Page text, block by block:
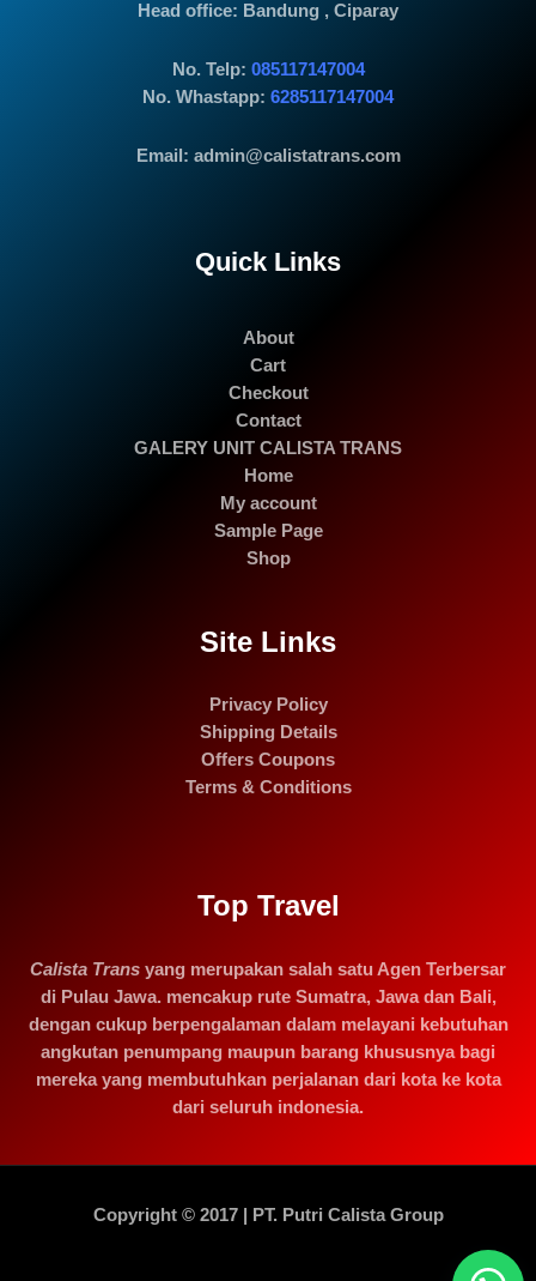
Head office: Bandung , Ciparay
No. Telp: 085117147004
No. Whastapp: 6285117147004
Email: admin@calistatrans.com
Quick Links
About
Cart
Checkout
Contact
GALERY UNIT CALISTA TRANS
Home
My account
Sample Page
Shop
Site Links
Privacy Policy
Shipping Details
Offers Coupons
Terms & Conditions
Top Travel
Calista Trans yang merupakan salah satu Agen Terbersar
di Pulau Jawa. mencakup rute Sumatra, Jawa dan Bali,
dengan cukup berpengalaman dalam melayani kebutuhan
angkutan penumpang maupun barang khususnya bagi
mereka yang membutuhkan perjalanan dari kota ke kota
dari seluruh indonesia.
Copyright © 2017 | PT. Putri Calista Group